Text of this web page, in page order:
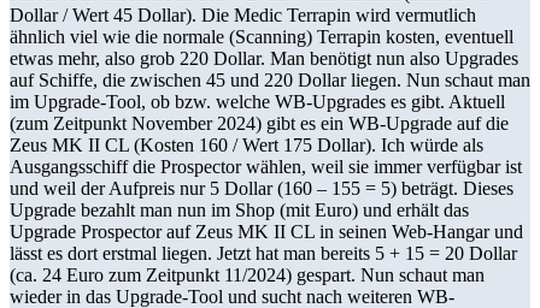
Dollar / Wert 45 Dollar). Die Medic Terrapin wird vermutlich
ähnlich viel wie die normale (Scanning) Terrapin kosten, eventuell
etwas mehr, also grob 220 Dollar. Man benötigt nun also Upgrades
auf Schiffe, die zwischen 45 und 220 Dollar liegen. Nun schaut man
im Upgrade-Tool, ob bzw. welche WB-Upgrades es gibt. Aktuell
(zum Zeitpunkt November 2024) gibt es ein WB-Upgrade auf die
Zeus MK II CL (Kosten 160 / Wert 175 Dollar). Ich würde als
Ausgangsschiff die Prospector wählen, weil sie immer verfügbar ist
und weil der Aufpreis nur 5 Dollar (160 – 155 = 5) beträgt. Dieses
Upgrade bezahlt man nun im Shop (mit Euro) und erhält das
Upgrade Prospector auf Zeus MK II CL in seinen Web-Hangar und
lässt es dort erstmal liegen. Jetzt hat man bereits 5 + 15 = 20 Dollar
(ca. 24 Euro zum Zeitpunkt 11/2024) gespart. Nun schaut man
wieder in das Upgrade-Tool und sucht nach weiteren WB-